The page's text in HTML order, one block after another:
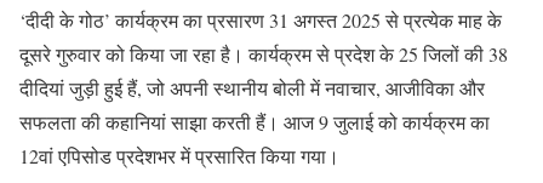
‘दीदी के गोठ’ कार्यक्रम का प्रसारण 31 अगस्त 2025 से प्रत्येक माह के
दूसरे गुरुवार को किया जा रहा है। कार्यक्रम से प्रदेश के 25 जिलों की 38
दीदियां जुड़ी हुई हैं, जो अपनी स्थानीय बोली में नवाचार, आजीविका और
सफलता की कहानियां साझा करती हैं। आज 9 जुलाई को कार्यक्रम का
12वां एपिसोड प्रदेशभर में प्रसारित किया गया।